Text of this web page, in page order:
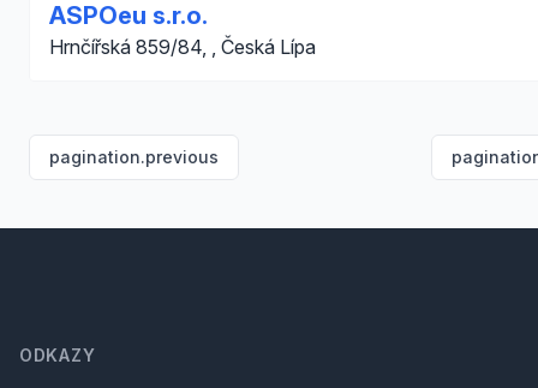
ASPOeu s.r.o.
Hrnčířská 859/84, , Česká Lípa
pagination.previous
ODKAZY